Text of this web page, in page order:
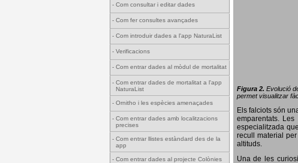
- Com consultar i editar dades
- Com fer consultes avançades
- Com introduir dades a l'app NaturaList
- Verificacions
- Com entrar dades al mòdul de mortalitat
- Com entrar dades de mortalitat a l'app
NaturaList
- Ornitho i les espècies amenaçades
- Com entrar dades amb localitzacions
precises
- Com entrar llistes estàndard des de la
app
- Com entrar dades al projecte Colònies
Figura 2. Evolució
permet visualitzar
Els falciots són
emparentats.
especialitzada
recull material
altituds.
Una de les